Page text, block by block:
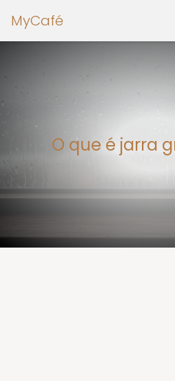
MyCafé
O que é jarra